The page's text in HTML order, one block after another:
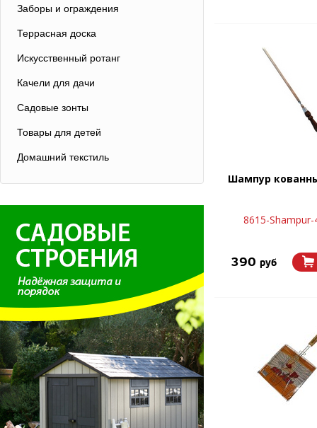
Заборы и ограждения
Террасная доска
Искусственный ротанг
Качели для дачи
Садовые зонты
Товары для детей
Домашний текстиль
Шампур
8615-
390 руб